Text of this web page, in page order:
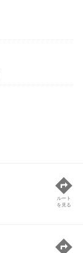
ルート
を見る